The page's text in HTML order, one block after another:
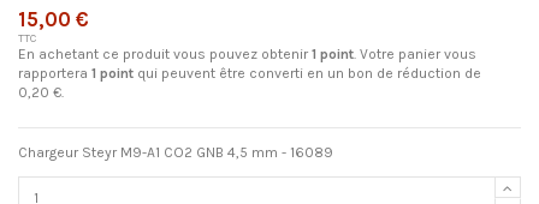
15,00 €
TTC
En achetant ce produit vous pouvez obtenir 1 point . Votre panier vous
rapportera 1 point qui peuvent être converti en un bon de réduction de
0,20 €
Chargeur Steyr M9-A1 CO2 GNB 4,5 mm - 16089